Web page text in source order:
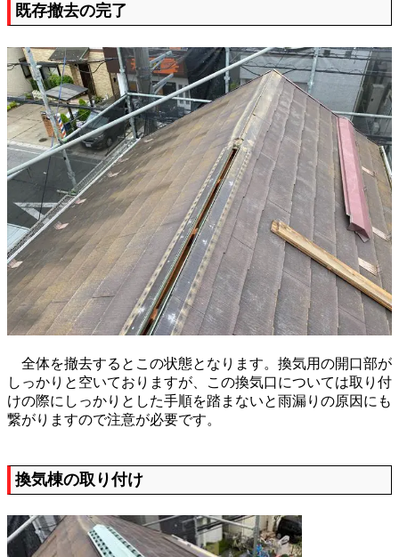
既存撤去の完了
全体を撤去するとこの状態となります。換気用の開口部が
しっかりと空いておりますが、この換気口については取り付
けの際にしっかりとした手順を踏まないと雨漏りの原因にも
繋がりますので注意が必要です。
換気棟の取り付け